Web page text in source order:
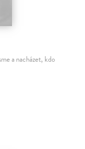
a nacházet, kdo